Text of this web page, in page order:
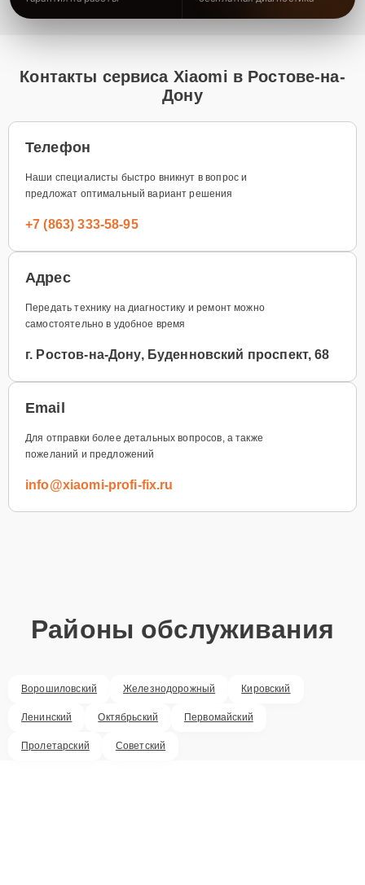
Контакты сервиса Xiaomi в Ростове-на-
Дону
Телефон
Наши специалисты быстро вникнут в вопрос и
предложат оптимальный вариант решения
+7 (863) 333-58-95
Адрес
Передать технику на диагностику и ремонт можно
самостоятельно в удобное время
г. Ростов-на-Дону, Буденновский проспект, 68
Email
Для отправки более детальных вопросов, а также
пожеланий и предложений
info@xiaomi-profi-fix.ru
Районы обслуживания
Ворошиловский Железнодорожный Кировский
Ленинский Октябрьский Первомайский
Пролетарский Советский